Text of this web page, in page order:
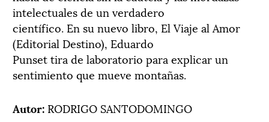
intelectuales de un verdadero
científico. En su nuevo libro, El Viaje al Amor
(Editorial Destino), Eduardo
Punset tira de laboratorio para explicar un
sentimiento que mueve montañas.
Autor: RODRIGO SANTODOMINGO